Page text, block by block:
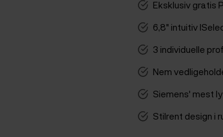
Eksklusiv gratis
6,8" intuitiv
3 individuelle
Nem
Siemens' mest
Stilrent design i